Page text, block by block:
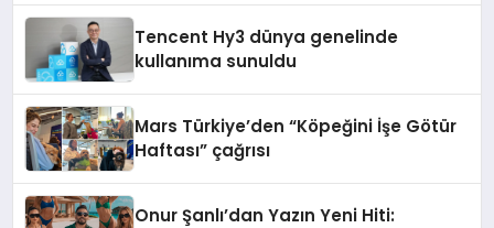
Tencent Hy3 dünya genelinde
kullanıma sunuldu
Mars Türkiye’den “Köpeğini İşe Götür
Haftası” çağrısı
Onur Şanlı’dan Yazın Yeni Hiti: